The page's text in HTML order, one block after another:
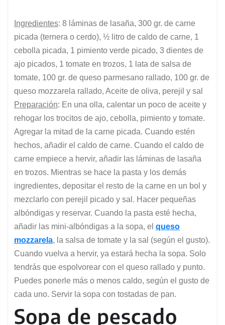
Ingredientes: 8 láminas de lasaña, 300 gr. de carne
picada (ternera o cerdo), ½ litro de caldo de carne, 1
cebolla picada, 1 pimiento verde picado, 3 dientes de
ajo picados, 1 tomate en trozos, 1 lata de salsa de
tomate, 100 gr. de queso parmesano rallado, 100 gr. de
queso mozzarela rallado, Aceite de oliva, perejil y sal
Preparación: En una olla, calentar un poco de aceite y
rehogar los trocitos de ajo, cebolla, pimiento y tomate.
Agregar la mitad de la carne picada. Cuando estén
hechos, añadir el caldo de carne. Cuando el caldo de
carne empiece a hervir, añadir las láminas de lasaña
en trozos. Mientras se hace la pasta y los demás
ingredientes, depositar el resto de la carne en un bol y
mezclarlo con perejil picado y sal. Hacer pequeñas
albóndigas y reservar. Cuando la pasta esté hecha,
añadir las mini-albóndigas a la sopa, el queso
mozzarela, la salsa de tomate y la sal (según el gusto).
Cuando vuelva a hervir, ya estará hecha la sopa. Solo
tendrás que espolvorear con el queso rallado y punto.
Puedes ponerle más o menos caldo, según el gusto de
cada uno. Servir la sopa con tostadas de pan.
Sopa de pescado